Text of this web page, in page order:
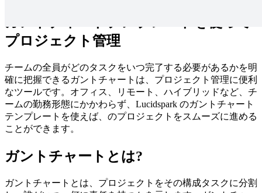
プロジェクト管理
チームの全員がどのタスクをいつ完了する必要があるかを明
確に把握できるガントチャートは、プロジェクト管理に便利
なツールです。オフィス、リモート、ハイブリッドなど、チ
ームの勤務形態にかかわらず、Lucidspark のガントチャート
テンプレートを使えば、のプロジェクトをスムーズに進める
ことができます。
ガントチャートとは?
ガントチャートとは、プロジェクトをその構成タスクに分割